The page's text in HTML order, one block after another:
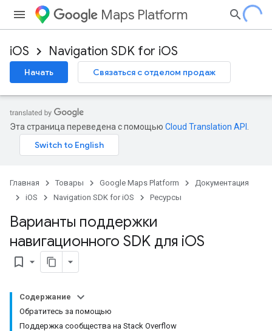
Maps Platform
iOS Navigation SDK for iOS
Начать Связаться с отделом продаж
Эта страница переведена с помощью Cloud Translation API
Главная Товары Google Maps Platform
Документация
iOS
Navigation SDK for iOS Ресурсы
Варианты поддержки
навигационного SDK для iOS
bookmark_border
Содержание
Обратитесь за помощью
Поддержка сообщества на Stack Overflow